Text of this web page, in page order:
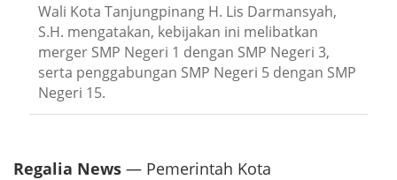
Wali Kota Tanjungpinang H. Lis Darmansyah,
S.H. mengatakan, kebijakan ini melibatkan
merger SMP Negeri 1 dengan SMP Negeri 3,
serta penggabungan SMP Negeri 5 dengan SMP
Negeri 15.
Regalia News — Pemerintah Kota